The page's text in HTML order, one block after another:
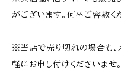
がございます。何卒ご容赦く
※当店で売り切れの場合も、
軽にお申し付けくださいませ。